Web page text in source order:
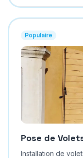
Populaire
Pose de
Installation de